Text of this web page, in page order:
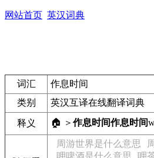
网站首页 英汉词典
词汇
作息时间
类别
英汉互译在线翻译词典
释义 🏠 ＞ 作息时间作息时间
周游世界是什么意思
呷啤酒是什么意思
呷